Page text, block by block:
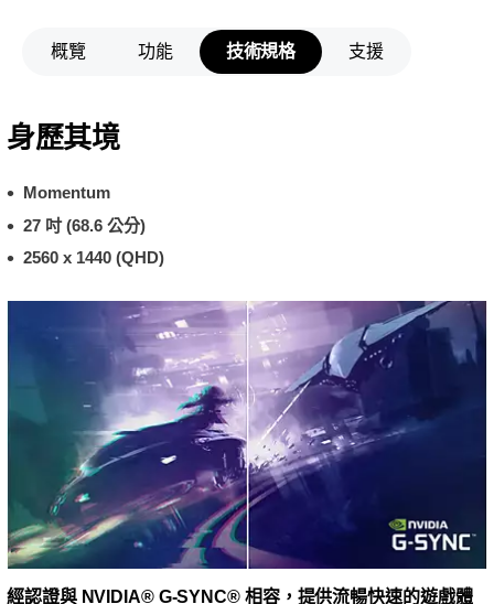
概覽 功能 技術規格 支援
身歷其境
Momentum
27 吋 (68.6 公分)
2560 x 1440 (QHD)
經認證與 NVIDIA® G-SYNC® 相容，提供流暢快速的遊戲體